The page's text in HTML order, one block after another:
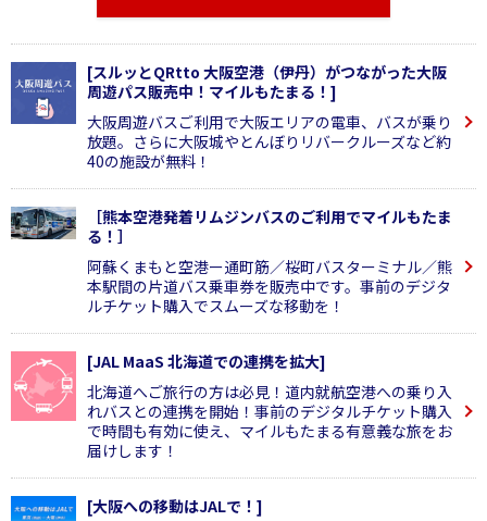
[スルッとQRtto 大阪空港（伊丹）がつながった大阪
周遊パス販売中！マイルもたまる！]
大阪周遊バスご利用で大阪エリアの電車、バスが乗り
放題。さらに大阪城やとんぼりリバークルーズなど約
40の施設が無料！
［熊本空港発着リムジンバスのご利用でマイルもたま
る！］
阿蘇くまもと空港ー通町筋／桜町バスターミナル／熊
本駅間の片道バス乗車券を販売中です。事前のデジタ
ルチケット購入でスムーズな移動を！
[JAL MaaS 北海道での連携を拡大]
北海道へご旅行の方は必見！道内就航空港への乗り入
れバスとの連携を開始！事前のデジタルチケット購入
で時間も有効に使え、マイルもたまる有意義な旅をお
届けします！
[大阪への移動はJALで！]